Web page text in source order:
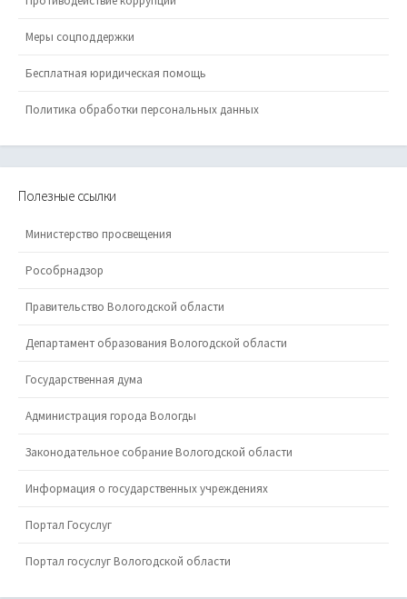
Меры соцподдержки
Бесплатная юридическая помощь
Политика обработки персональных данных
Полезные ссылки
Министерство просвещения
Рособрнадзор
Правительство Вологодской области
Департамент образования Вологодской области
Государственная дума
Администрация города Вологды
Законодательное собрание Вологодской области
Информация о государственных учреждениях
Портал Госуслуг
Портал госуслуг Вологодской области